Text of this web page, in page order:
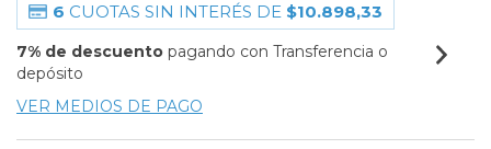
6 CUOTAS SIN INTERÉS DE $10.898,33
7% de descuento pagando con Transferencia o
depósito
VER MEDIOS DE PAGO